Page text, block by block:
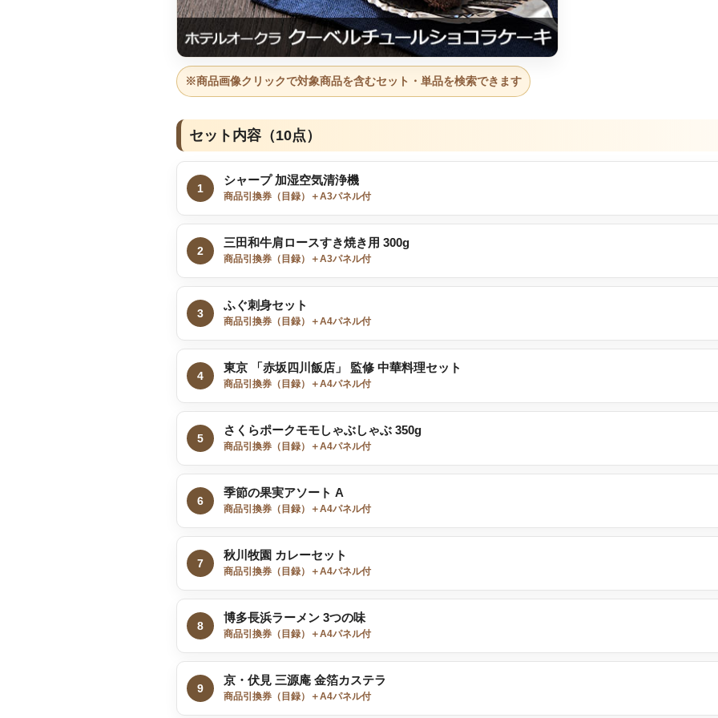
※商品画像クリックで対象商品を含むセット・単品を検索できます
セット内容（10点）
1
シャープ 加湿空気清浄機
商品引換券（目録）＋A3パネル付
2
三田和牛肩ロースすき焼き用 300g
商品引換券（目録）＋A3パネル付
3
ふぐ刺身セット
商品引換券（目録）＋A4パネル付
4
東京 「赤坂四川飯店」 監修 中華料理セット
商品引換券（目録）＋A4パネル付
5
さくらポークモモしゃぶしゃぶ 350g
商品引換券（目録）＋A4パネル付
6
季節の果実アソート A
商品引換券（目録）＋A4パネル付
7
秋川牧園 カレーセット
商品引換券（目録）＋A4パネル付
8
博多長浜ラーメン 3つの味
商品引換券（目録）＋A4パネル付
9
京・伏見 三源庵 金箔カステラ
商品引換券（目録）＋A4パネル付